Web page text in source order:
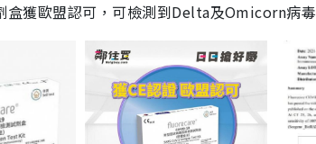
盒獲歐盟認可，可檢測到Delta及Omicorn病